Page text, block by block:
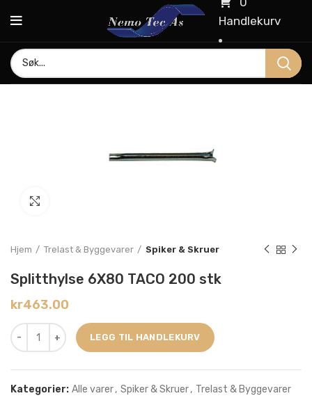
Handlekurv
Hjem Trelast & Byggevarer Spiker & Skruer
Splitthylse 6X80 TACO 200 stk
kr463.00
LEGG TIL HANDLEKURV
Kategorier: Alle varer, Spiker & Skruer, Trelast & Byggevarer